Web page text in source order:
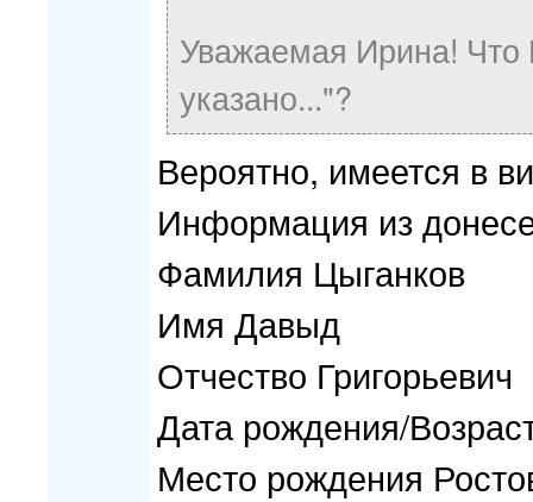
Уважаемая Ирина!
указано..."?
Вероятно, имеется в
Информация из
Фамилия Цыганков
Имя Давыд
Отчество Григорьевич
Дата рождения/
Место рождения